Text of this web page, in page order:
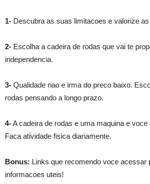
1- Descubra as suas limitacoes e valorize
2- Escolha a cadeira de rodas que vai te
independencia.
3- Qualidade nao e irma do preco baixo.
rodas pensando a longo prazo.
4-A cadeira de rodas e uma maquina e
Faca atividade fisica diariamente.
Bonus: Links que recomendo voce acessar
informacoes uteis!